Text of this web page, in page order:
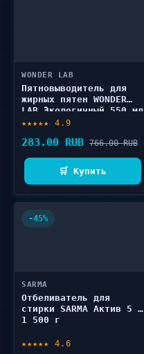
WONDER LAB
Пятновыводитель для
жирных пятен WONDER
LAB Экологичный 550 мл
★★★★★ 4.9
283.00 RUB 766.00 RUB
🛒 Купить
-45%
SARMA
Отбеливатель для
стирки SARMA Актив 5 в
1 500 г
★★★★★ 4.6